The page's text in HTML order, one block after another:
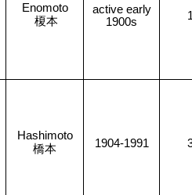
Enomoto
榎本
active early
1900s
Hashimoto
橋本
1904-1991